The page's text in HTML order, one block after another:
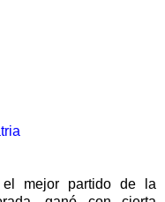
el mejor partido de la